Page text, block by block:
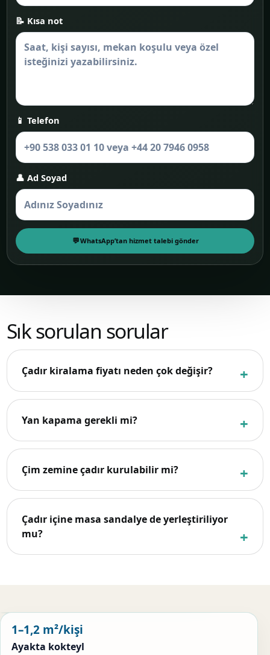
📝 Kısa not
📱 Telefon
👤 Ad Soyad
WhatsApp’tan hizmet talebi gönder
Sık sorulan sorular
Çadır kiralama fiyatı neden çok değişir?
Yan kapama gerekli mi?
Çim zemine çadır kurulabilir mi?
Çadır içine masa sandalye de yerleştiriliyor
mu?
1–1,2 m²/kişi
Ayakta kokteyl